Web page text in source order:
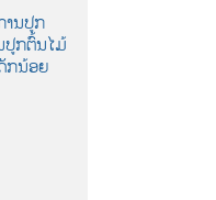
ານປູກ
ປູກຕົ້ນໄມ້
ກນ້ອຍ